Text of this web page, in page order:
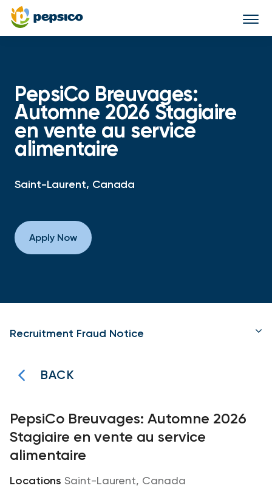
PepsiCo Breuvages:
Automne 2026 Stagiaire
en vente au service
alimentaire
Saint-Laurent, Canada
Apply Now
Recruitment Fraud Notice
BACK
PepsiCo Breuvages: Automne 2026
Stagiaire en vente au service
alimentaire
Saint-Laurent, Canada